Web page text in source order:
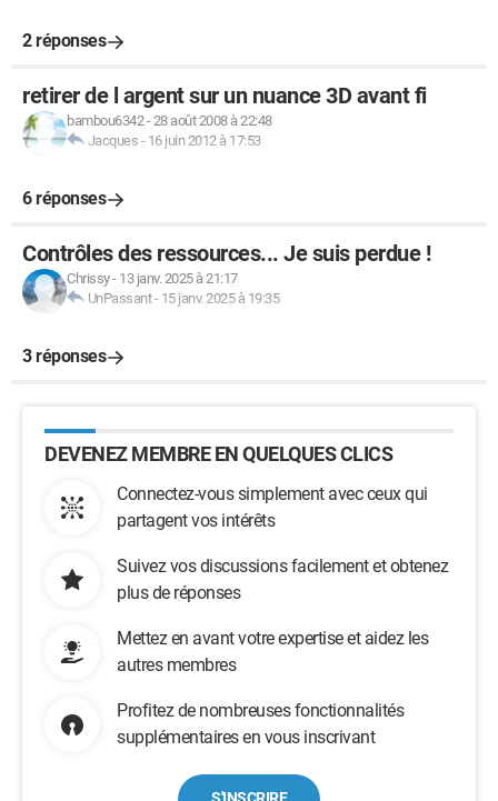
2 réponses
retirer de l argent sur un nuance 3D avant fi
bambou6342-28 août 2008 à 22:48
Jacques - 16 juin 2012 à 17:53
6 réponses
Contrôles des ressources... Je suis perdue !
Chrissy- 13 janv. 2025 à 21:17
UnPassant- 15 janv. 2025 à 19:35
3 réponses
DEVENEZ MEMBRE EN QUELQUES CLICS
Connectez-vous simplement avec ceux qui
partagent vos intérêts
Suivez vos discussions facilement et obtenez
plus de réponses
Mettez en avant votre expertise et aidez les
autres membres
Profitez de nombreuses fonctionnalités
supplémentaires en vous inscrivant